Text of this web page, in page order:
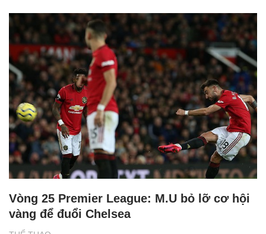
Vòng 25 Premier League: M.U bỏ lỡ cơ hội
vàng để đuổi Chelsea